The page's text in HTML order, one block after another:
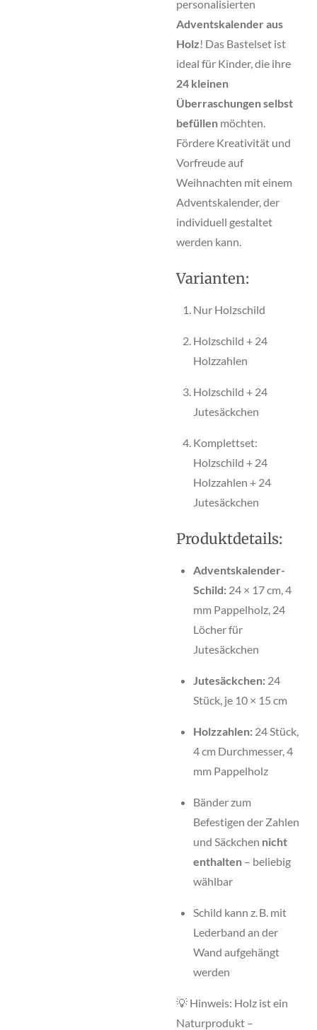
personalisierten
Adventskalender aus
Holz! Das Bastelset ist
ideal für Kinder, die ihre
24 kleinen
Überraschungen selbst
befüllen möchten.
Fördere Kreativität und
Vorfreude auf
Weihnachten mit einem
Adventskalender, der
individuell gestaltet
werden kann.
Varianten:
Nur Holzschild
Holzschild + 24
Holzzahlen
Holzschild + 24
Jutesäckchen
Komplettset:
Holzschild + 24
Holzzahlen + 24
Jutesäckchen
Produktdetails:
Adventskalender-
Schild: 24 × 17 cm, 4
mm Pappelholz, 24
Löcher für
Jutesäckchen
Jutesäckchen: 24
Stück, je 10 × 15 cm
Holzzahlen: 24 Stück,
4 cm Durchmesser, 4
mm Pappelholz
Bänder zum
Befestigen der Zahlen
und Säckchen nicht
enthalten – beliebig
wählbar
Schild kann z. B. mit
Lederband an der
Wand aufgehängt
werden
💡 Hinweis: Holz ist ein
Naturprodukt –